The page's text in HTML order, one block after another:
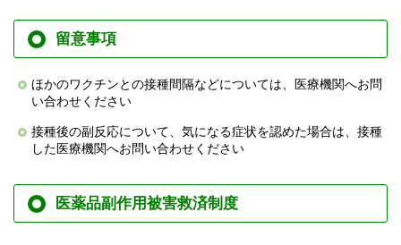
留意事項
ほかのワクチンとの接種間隔などについては、医療機関へお問
い合わせください
接種後の副反応について、気になる症状を認めた場合は、接種
した医療機関へお問い合わせください
医薬品副作用被害救済制度